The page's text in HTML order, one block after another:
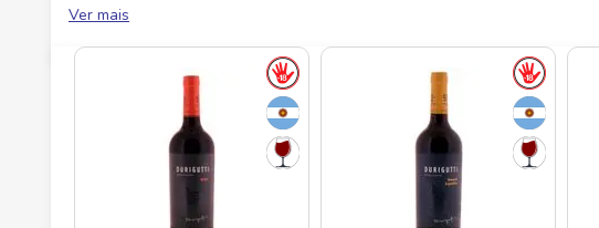
Id do produto
No Savegnago, você encontra uma ampla seleção de produtos
Ver mais